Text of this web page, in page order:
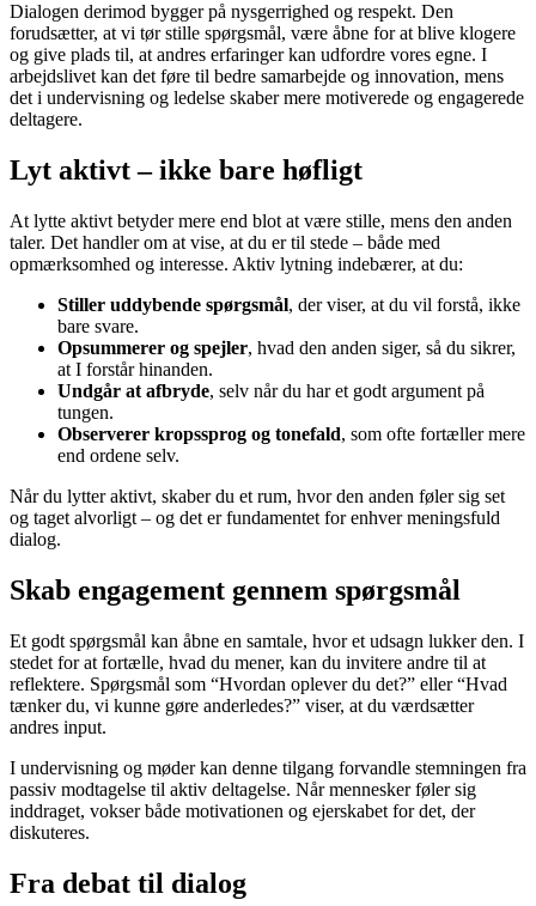
Dialogen derimod bygger på nysgerrighed og respekt. Den
forudsætter, at vi tør stille spørgsmål, være åbne for at blive klogere
og give plads til, at andres erfaringer kan udfordre vores egne. I
arbejdslivet kan det føre til bedre samarbejde og innovation, mens
det i undervisning og ledelse skaber mere motiverede og engagerede
deltagere.
Lyt aktivt – ikke bare høfligt
At lytte aktivt betyder mere end blot at være stille, mens den anden
taler. Det handler om at vise, at du er til stede – både med
opmærksomhed og interesse. Aktiv lytning indebærer, at du:
Stiller uddybende spørgsmål, der viser, at du vil forstå, ikke
bare svare.
Opsummerer og spejler, hvad den anden siger, så du sikrer,
at I forstår hinanden.
Undgår at afbryde, selv når du har et godt argument på
tungen.
Observerer kropssprog og tonefald, som ofte fortæller mere
end ordene selv.
Når du lytter aktivt, skaber du et rum, hvor den anden føler sig set
og taget alvorligt – og det er fundamentet for enhver meningsfuld
dialog.
Skab engagement gennem spørgsmål
Et godt spørgsmål kan åbne en samtale, hvor et udsagn lukker den. I
stedet for at fortælle, hvad du mener, kan du invitere andre til at
reflektere. Spørgsmål som “Hvordan oplever du det?” eller “Hvad
tænker du, vi kunne gøre anderledes?” viser, at du værdsætter
andres input.
I undervisning og møder kan denne tilgang forvandle stemningen fra
passiv modtagelse til aktiv deltagelse. Når mennesker føler sig
inddraget, vokser både motivationen og ejerskabet for det, der
diskuteres.
Fra debat til dialog